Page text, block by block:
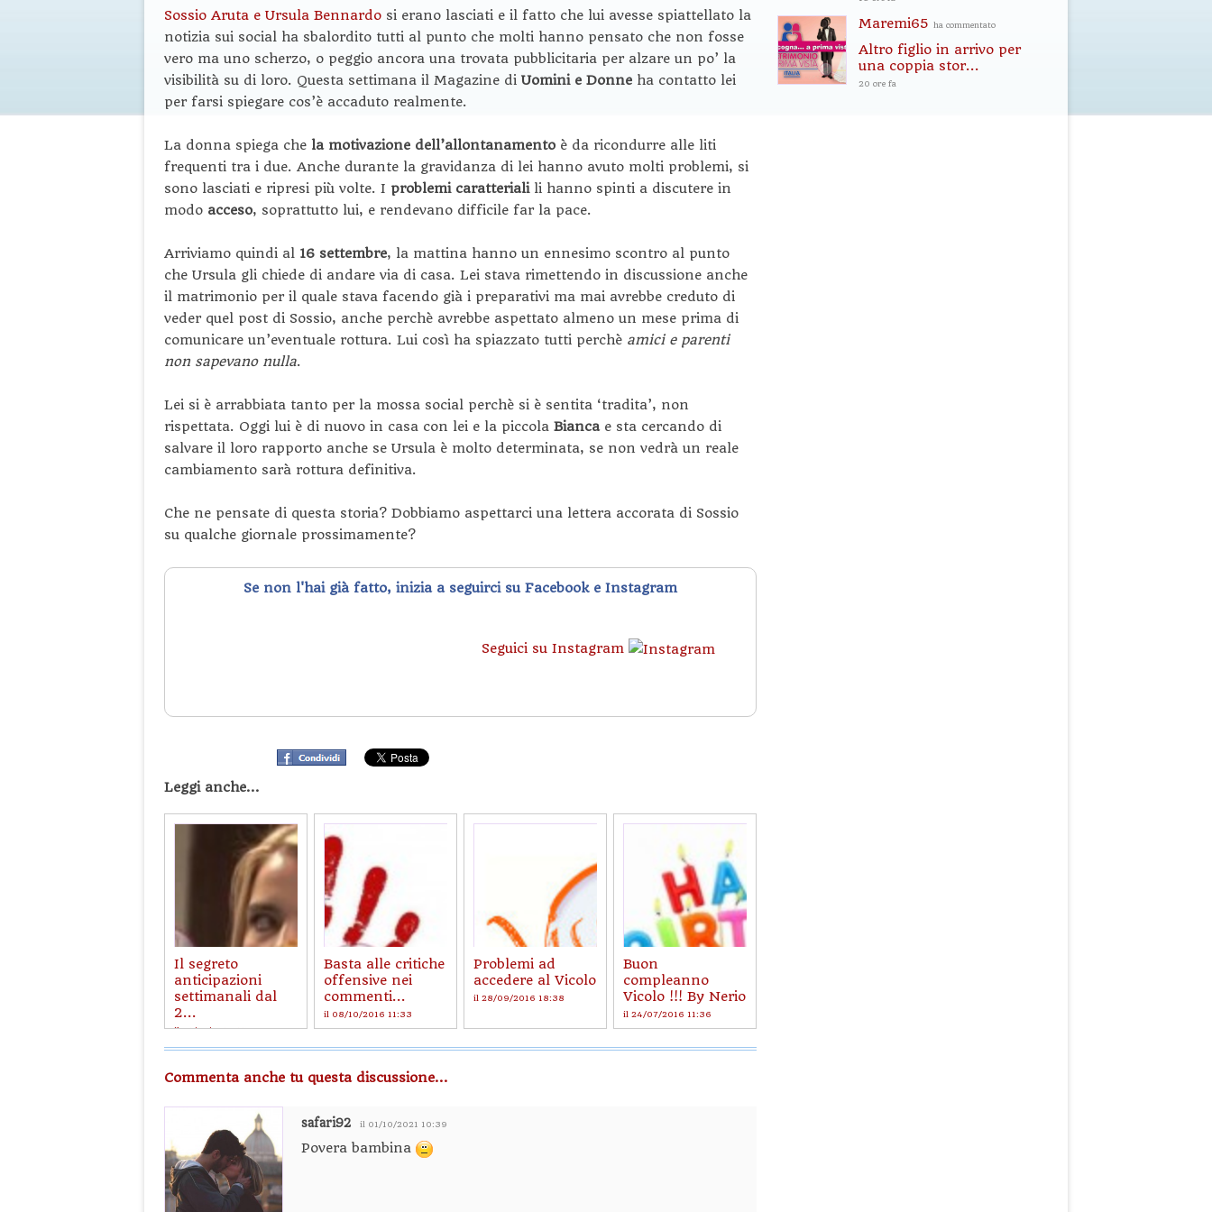
Sossio Aruta e Ursula Bennardo si erano lasciati e il fatto che lui avesse spiattellato la
notizia sui social ha sbalordito tutti al punto che molti hanno pensato che non fosse
vero ma uno scherzo, o peggio ancora una trovata pubblicitaria per alzare un po’ la
visibilità su di loro. Questa settimana il Magazine di Uomini e Donne ha contatto lei
per farsi spiegare cos’è accaduto realmente.
La donna spiega che la motivazione dell’allontanamento è da ricondurre alle liti
frequenti tra i due. Anche durante la gravidanza di lei hanno avuto molti problemi, si
sono lasciati e ripresi più volte. I problemi caratterialili hanno spinti a discutere in
modo acceso, soprattutto lui, e rendevano difficile far la pace.
Arriviamo quindi al 16 settembre, la mattina hanno un ennesimo scontro al punto
che Ursula gli chiede di andare via di casa. Lei stava rimettendo in discussione anche
il matrimonio per il quale stava facendo già i preparativi ma mai avrebbe creduto di
veder quel post di Sossio, anche perchè avrebbe aspettato almeno un mese prima di
comunicare un’eventuale rottura. Lui così ha spiazzato tutti perchè amici e parenti
non sapevano nulla.
Lei si è arrabbiata tanto per la mossa social perchè si è sentita ‘tradita’, non
rispettata. Oggi lui è di nuovo in casa con lei e la piccola Bianca e sta cercando di
salvare il loro rapporto anche se Ursula è molto determinata, se non vedrà un reale
cambiamento sarà rottura definitiva.
Che ne pensate di questa storia? Dobbiamo aspettarci una lettera accorata di Sossio
su qualche giornale prossimamente?
Se non l'hai già fatto, inizia a seguirci su Facebook e Instagram
Seguici su Instagram
Leggi anche...
Il segreto
anticipazioni
settimanali dal
2...
il 31/10/2019 15:03
Basta alle critiche
offensive nei
commenti...
il 08/10/2016 11:33
Problemi ad
accedere al Vicolo
il 28/09/2016 18:38
Buon
compleanno
Vicolo !!! By Nerio
il 24/07/2016 11:36
Commenta anche tu questa discussione...
safari92 il 01/10/2021 10:39
Povera bambina
Maremi65 ha commentato
Altro figlio in arrivo per
una coppia stor...
20 ore fa